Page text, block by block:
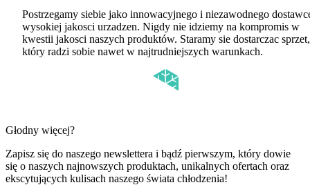
Postrzegamy siebie jako innowacyjnego i niezawodnego
wysokiej jakosci urzadzen. Nigdy nie idziemy na kompromis w
kwestii jakosci naszych produktów. Staramy sie dostarczac sprzet,
który radzi sobie nawet w najtrudniejszych warunkach.
Głodny więcej?
Zapisz się do naszego newslettera i bądź pierwszym, który dowie
się o naszych najnowszych produktach, unikalnych ofertach oraz
ekscytujących kulisach naszego świata chłodzenia!